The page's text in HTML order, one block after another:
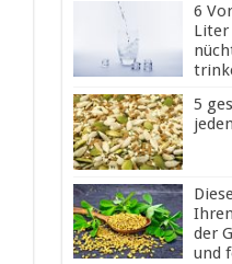
6
Liter
5
der
und